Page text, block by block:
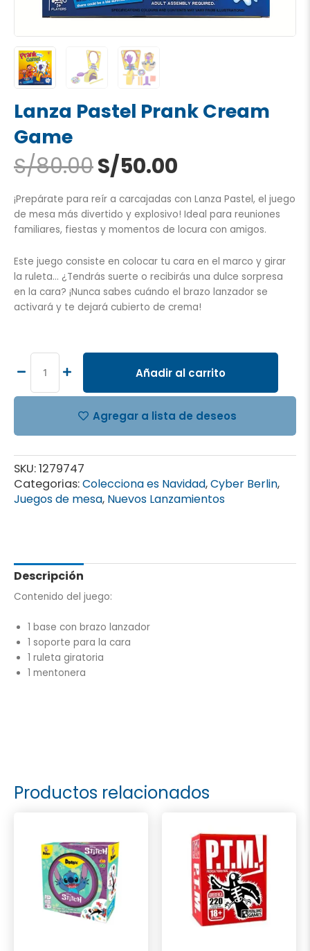
Lanza Pastel Prank Cream
Game
S/80.00El
precio
original
era:
S/80.00.
S/50.00
actual
es:
S/50.00.
¡Prepárate para reír a carcajadas con Lanza Pastel, el juego
de mesa más divertido y explosivo! Ideal para reuniones
familiares, fiestas y momentos de locura con amigos.
Este juego consiste en colocar tu cara en el marco y girar
la ruleta… ¿Tendrás suerte o recibirás una dulce sorpresa
en la cara? ¡Nunca sabes cuándo el brazo lanzador se
activará y te dejará cubierto de crema!
Pastel
Prank
Game
cantidad
Añadir al carrito
Agregar a lista de deseos
SKU:1279747
Categorias:Colecciona es Navidad,Cyber Berlin,
Juegos de mesa, Nuevos Lanzamientos
Descripción
Contenido del juego:
1 base con brazo lanzador
1 soporte para la cara
1 ruleta giratoria
1 mentonera
Productos relacionados